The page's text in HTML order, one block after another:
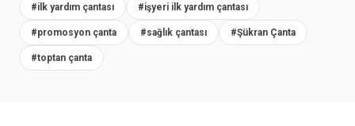
#ilk yardım çantası #işyeri ilk yardım çantası
#promosyon çanta #sağlık çantası #Şükran Çanta
#toptan çanta